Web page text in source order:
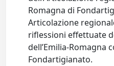
Romagna di
Articolazione
riflessioni effettuate
dell’Emilia-Romagna
Fondartigianato.